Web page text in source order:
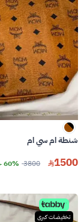
شنطة ام سي ام
1500
3800 60% خصم
تخفيضات كبرى